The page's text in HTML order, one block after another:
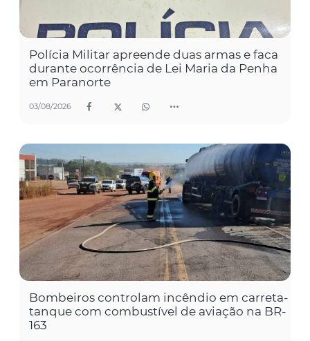
Polícia Militar apreende duas armas e faca
durante ocorrência de Lei Maria da Penha
em Paranorte
03/08/2026
Bombeiros controlam incêndio em carreta-
tanque com combustível de aviação na BR-
163